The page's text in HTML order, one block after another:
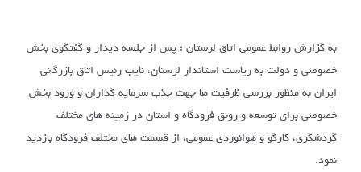
به گزارش روابط عمومی اتاق لرستان ؛ پس از جلسه دیدار و گفتگوی بخش
خصوصی و دولت به ریاست استاندار لرستان، نایب رئیس اتاق بازرگانی
ایران به منظور بررسی ظرفیت ها جهت جذب سرمایه گذاران و ورود بخش
خصوصی برای توسعه و رونق فرودگاه و استان در زمینه های مختلف
گردشگری، کارگو و هوانوردی عمومی، از قسمت های مختلف فرودگاه بازدید
نمود.